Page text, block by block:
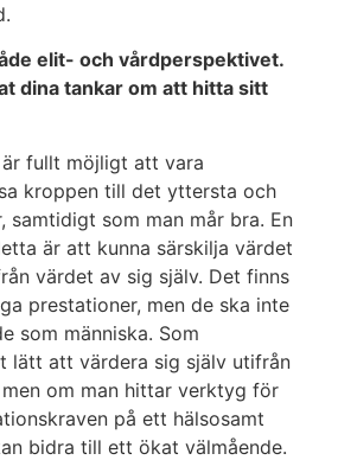
elit- och vårdperspektivet.
dina tankar om att hitta sitt
fullt möjligt att vara
kroppen till det yttersta och
samtidigt som man mår bra. En
är att kunna särskilja värdet
värdet av sig själv. Det finns
prestationer, men de ska inte
som människa. Som
lätt att värdera sig själv utifrån
om man hittar verktyg för
på ett hälsosamt
bidra till ett ökat välmående.